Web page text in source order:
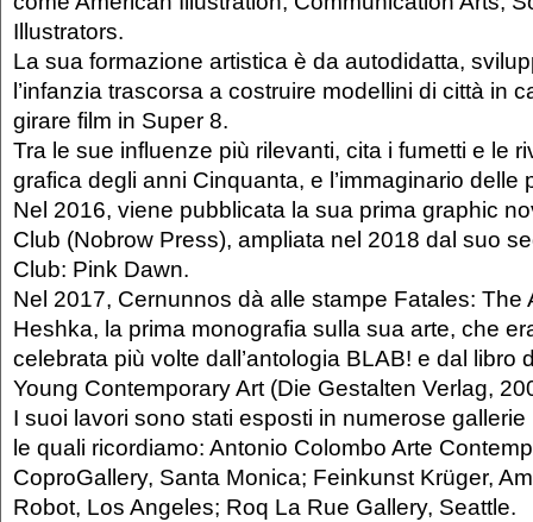
Illustrators.
La sua formazione artistica è da autodidatta,
l’infanzia trascorsa a costruire modellini di città in
girare film in Super 8.
Tra le sue influenze più rilevanti, cita i fumetti e le
grafica degli anni Cinquanta, e l’immaginario delle
Nel 2016, viene pubblicata la sua prima graphic
Club (Nobrow Press), ampliata nel 2018 dal suo
Club: Pink Dawn.
Nel 2017, Cernunnos dà alle stampe Fatales: The
Heshka, la prima monografia sulla sua arte, che
celebrata più volte dall’antologia BLAB! e dal libro
Young Contemporary Art (Die Gestalten Verlag,
I suoi lavori sono stati esposti in numerose
le quali ricordiamo: Antonio Colombo Arte
CoproGallery, Santa Monica; Feinkunst Krüger,
Robot, Los Angeles; Roq La Rue Gallery, Seattle.